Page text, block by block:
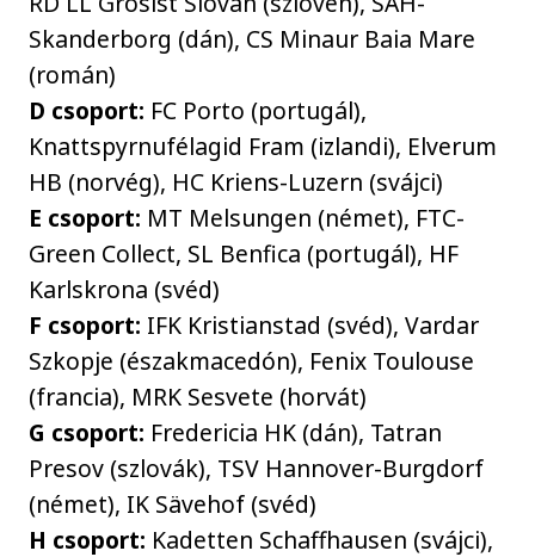
Skanderborg (dán), CS Minaur Baia Mare
(román)
D csoport: FC Porto (portugál),
Knattspyrnufélagid Fram (izlandi), Elverum
HB (norvég), HC Kriens-Luzern (svájci)
E csoport: MT Melsungen (német), FTC-
Green Collect, SL Benfica (portugál), HF
Karlskrona (svéd)
F csoport: IFK Kristianstad (svéd), Vardar
Szkopje (északmacedón), Fenix Toulouse
(francia), MRK Sesvete (horvát)
G csoport: Fredericia HK (dán), Tatran
Presov (szlovák), TSV Hannover-Burgdorf
(német), IK Sävehof (svéd)
H csoport: Kadetten Schaffhausen (svájci),